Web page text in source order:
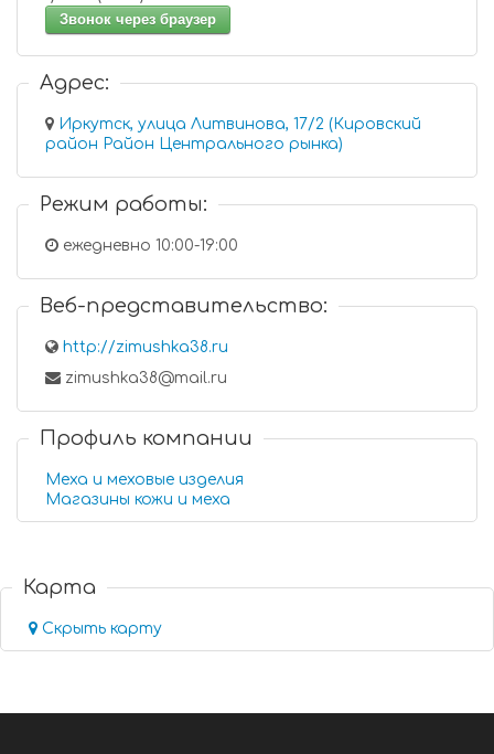
Звонок через браузер
Адрес:
Иркутск, улица Литвинова, 17/2 (Кировский
район Район Центрального рынка)
Режим работы:
ежедневно 10:00-19:00
Веб-представительство:
http://zimushka38.ru
zimushka38@mail.ru
Профиль компании
Меха и меховые изделия
Магазины кожи и меха
Карта
Скрыть карту